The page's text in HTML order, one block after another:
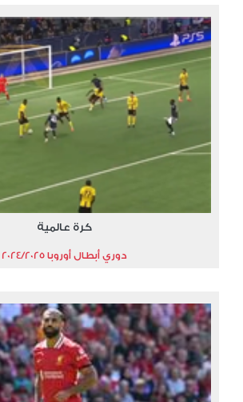
كرة عالمية
دوري أبطال أوروبا 2024/2025